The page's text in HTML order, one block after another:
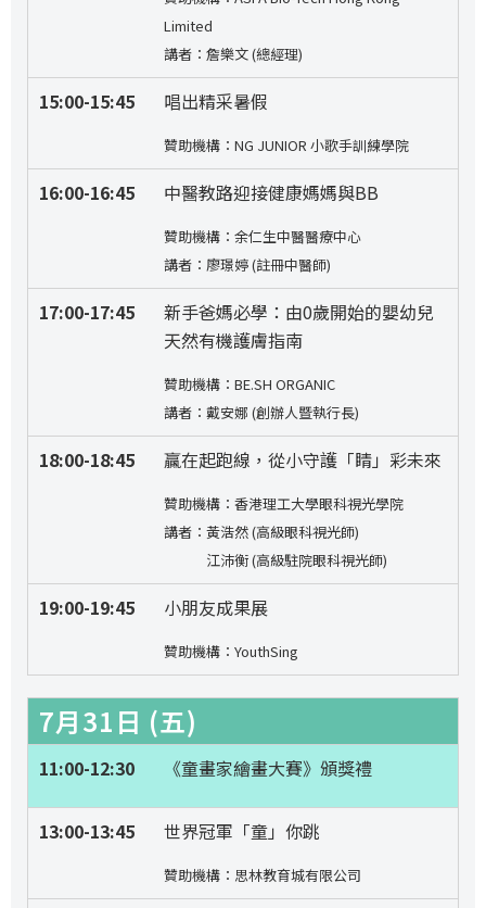
Limited
講者：詹樂文 (總經理)
15:00-15:45 唱出精采暑假
贊助機構：NG JUNIOR 小歌手訓練學院
16:00-16:45 中醫教路迎接健康媽媽與BB
贊助機構：余仁生中醫醫療中心
講者：廖璟婷 (註冊中醫師)
17:00-17:45
新手爸媽必學：由0歲開始的嬰幼兒
天然有機護膚指南
贊助機構：BE.SH ORGANIC
講者：戴安娜 (創辦人暨執行長)
18:00-18:45 贏在起跑線，從小守護「睛」彩未來
贊助機構：香港理工大學眼科視光學院
講者：黃浩然 (高級眼科視光師)
江沛衡 (高級駐院眼科視光師)
19:00-19:45 小朋友成果展
贊助機構：YouthSing
7月31日 (五)
11:00-12:30 《童畫家繪畫大賽》頒獎禮
13:00-13:45 世界冠軍「童」你跳
贊助機構：思林教育城有限公司